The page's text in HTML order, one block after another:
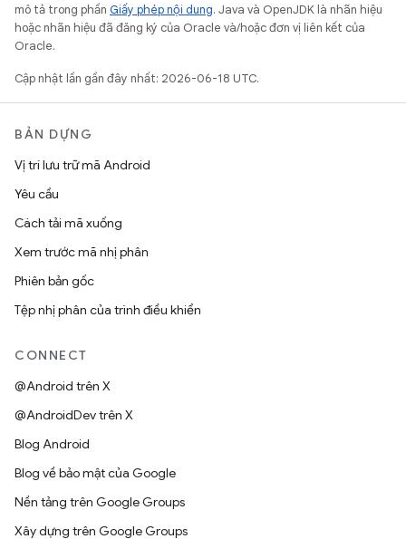
mô tả trong phần Giấy phép nội dung. Java và OpenJDK là nhãn hiệu
hoặc nhãn hiệu đã đăng ký của Oracle và/hoặc đơn vị liên kết của
Oracle.
Cập nhật lần gần đây nhất: 2026-06-18 UTC.
BẢN DỰNG
Vị trí lưu trữ mã Android
Yêu cầu
Cách tải mã xuống
Xem trước mã nhị phân
Phiên bản gốc
Tệp nhị phân của trình điều khiển
CONNECT
@Android trên X
@AndroidDev trên X
Blog Android
Blog về bảo mật của Google
Nền tảng trên Google Groups
Xây dựng trên Google Groups